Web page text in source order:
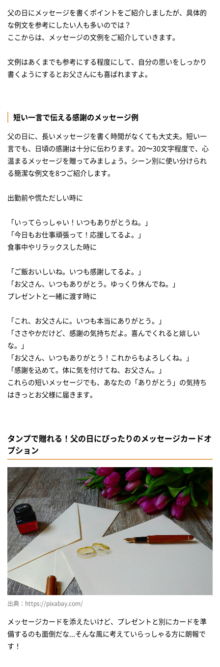
父の日にメッセージを書くポイントをご紹介しましたが、具体的
な例文を参考にしたい人も多いのでは？
ここからは、メッセージの文例をご紹介していきます。
文例はあくまでも参考にする程度にして、自分の思いをしっかり
書くようにするとお父さんにも喜ばれますよ。
短い一言で伝える感謝のメッセージ例
父の日に、長いメッセージを書く時間がなくても大丈夫。短い一
言でも、日頃の感謝は十分に伝わります。20〜30文字程度で、心
温まるメッセージを贈ってみましょう。シーン別に使い分けられ
る簡潔な例文を8つご紹介します。
出勤前や慌ただしい時に
「いってらっしゃい！いつもありがとうね。」
「今日もお仕事頑張って！応援してるよ。」
食事中やリラックスした時に
「ご飯おいしいね。いつも感謝してるよ。」
「お父さん、いつもありがとう。ゆっくり休んでね。」
プレゼントと一緒に渡す時に
「これ、お父さんに。いつも本当にありがとう。」
「ささやかだけど、感謝の気持ちだよ。喜んでくれると嬉しい
な。」
「お父さん、いつもありがとう！これからもよろしくね。」
「感謝を込めて。体に気を付けてね、お父さん。」
これらの短いメッセージでも、あなたの「ありがとう」の気持ち
はきっとお父様に届きます。
タンプで贈れる！父の日にぴったりのメッセージカードオ
プション
出典：https://pixabay.com/
メッセージカードを添えたいけど、プレゼントと別にカードを準
備するのも面倒だな...そんな風に考えていらっしゃる方に朗報で
す！